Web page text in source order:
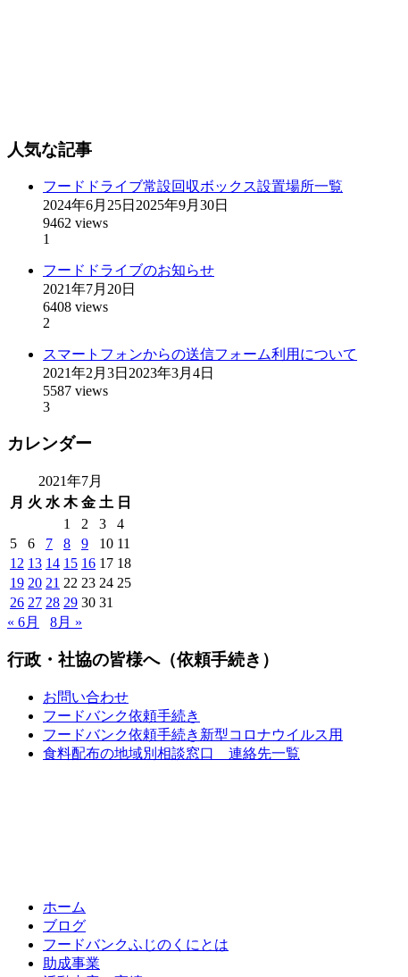
人気な記事
フードドライブ常設回収ボックス設置場所一覧
2024年6月25日 2025年9月30日
9462 views
1
フードドライブのお知らせ
2021年7月20日
6408 views
2
スマートフォンからの送信フォーム利用について
2021年2月3日 2023年3月4日
5587 views
3
カレンダー
2021年7月
月 火 水 木 金 土 日
1
2 3
4
5
6 7 8 9 10 11
12 13 14 15 16 17 18
19 20 21 22 23 24 25
26 27 28 29 30 31
« 6月
8月 »
行政・社協の皆様へ（依頼手続き）
お問い合わせ
フードバンク依頼手続き
フードバンク依頼手続き新型コロナウイルス用
食料配布の地域別相談窓口 連絡先一覧
ホーム
ブログ
フードバンクふじのくにとは
助成事業